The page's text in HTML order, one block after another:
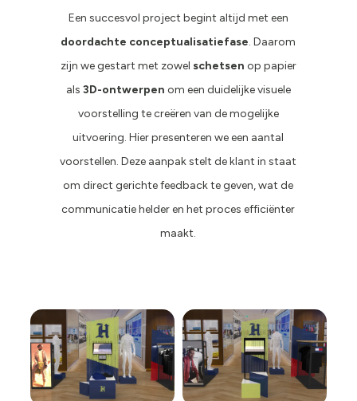
Een succesvol project begint altijd met een
doordachte conceptualisatiefase. Daarom
zijn we gestart met zowel schetsen op papier
als 3D-ontwerpen om een duidelijke visuele
voorstelling te creëren van de mogelijke
uitvoering. Hier presenteren we een aantal
voorstellen. Deze aanpak stelt de klant in staat
om direct gerichte feedback te geven, wat de
communicatie helder en het proces efficiënter
maakt.